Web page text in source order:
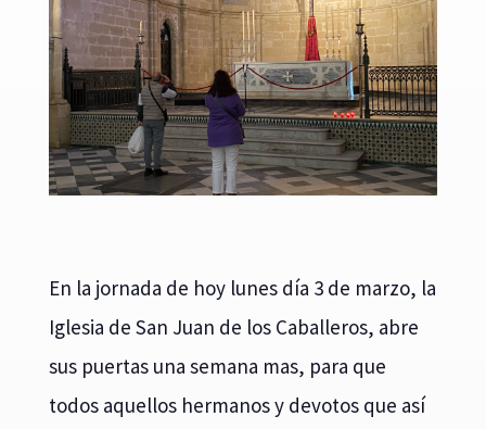
En la jornada de hoy lunes día 3 de marzo, la
Iglesia de San Juan de los Caballeros, abre
sus puertas una semana mas, para que
todos aquellos hermanos y devotos que así